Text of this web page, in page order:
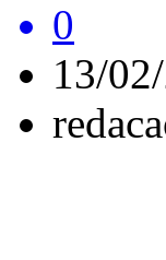
0
13/